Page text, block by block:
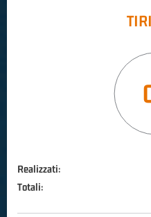
Realizzati:
Totali: